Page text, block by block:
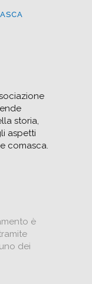
storia,
aspetti
comasca.
è
dei